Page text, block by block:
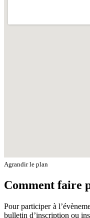
Agrandir le plan
Comment faire
Pour participer à
bulletin d’inscription ou